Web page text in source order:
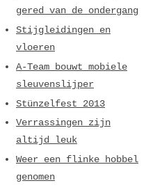
gered van de ondergang
Stijgleidingen en
vloeren
A-Team bouwt mobiele
sleuvenslijper
Stünzelfest 2013
Verrassingen zijn
altijd leuk
Weer een flinke hobbel
genomen